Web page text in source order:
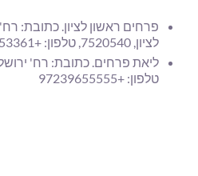
לציון, 7520540, טלפון: +972546353361
טלפון: +97239655555